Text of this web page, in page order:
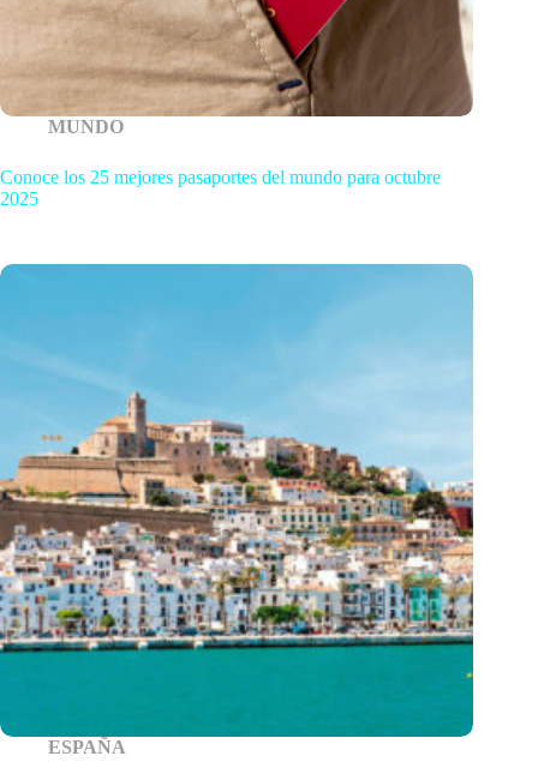
MUNDO
Conoce los 25 mejores pasaportes del mundo para octubre
2025
ESPAÑA